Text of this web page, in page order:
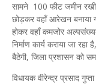
सामने 100 फीट जमीन
छोड़कर वहाँ आरेखन बनाया
होकर वहाँ कमजोर
निर्माण कार्य कराया जा
बैठेगी, जिला प्रशासन को
विधायक वीरेन्द्र प्रसाद